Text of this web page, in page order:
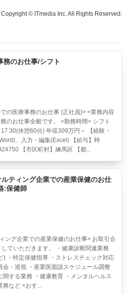
Copyright © ITmedia Inc. All Rights Reserved.
務のお仕事/シフト
の医療事務のお仕事 (正社員)> <業務内容
のお仕事全般です。 <勤務時間> シフト
休憩60分) 年収309万円～ 【経験・
、入力・編集(Excel) 【給与】時
【市区町村】練馬区 【都...
ルティング企業での産業保健のお仕
:保健師
ング企業での産業保健のお仕事> お取引企
ていただきます。 ・健康診断関連業務
) ・特定保健指導 ・ストレスチェック対応
会・巡視 ・産業医面談スケジュール調整
関する業務 ・健康教育 ・メンタルヘルス
務など <おす...